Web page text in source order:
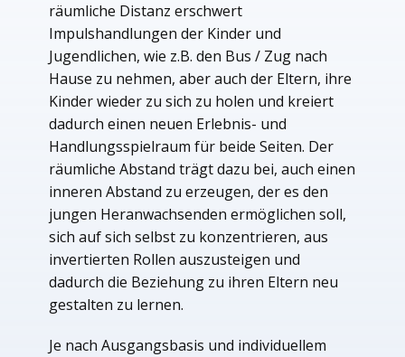
räumliche Distanz erschwert
Impulshandlungen der Kinder und
Jugendlichen, wie z.B. den Bus / Zug nach
Hause zu nehmen, aber auch der Eltern, ihre
Kinder wieder zu sich zu holen und kreiert
dadurch einen neuen Erlebnis- und
Handlungsspielraum für beide Seiten. Der
räumliche Abstand trägt dazu bei, auch einen
inneren Abstand zu erzeugen, der es den
jungen Heranwachsenden ermöglichen soll,
sich auf sich selbst zu konzentrieren, aus
invertierten Rollen auszusteigen und
dadurch die Beziehung zu ihren Eltern neu
gestalten zu lernen.
Je nach Ausgangsbasis und individuellem